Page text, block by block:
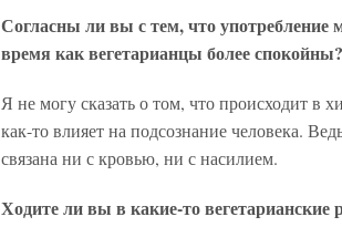
Согласны ли вы с тем, что употребление
время как вегетарианцы более спокойны?
Я не могу сказать о том, что происходит в
как-то влияет на подсознание человека.
связана ни с кровью, ни с насилием.
Ходите ли вы в какие-то